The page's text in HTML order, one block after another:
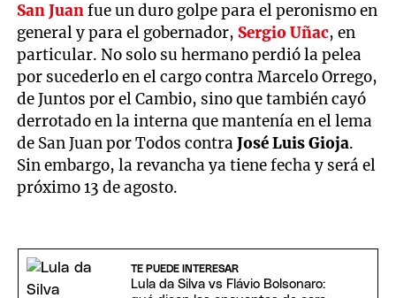
San Juanfue un duro golpe para el peronismo en
general y para el gobernador, Sergio Uñac, en
particular. No solo su hermano perdió la pelea
por sucederlo en el cargo contra Marcelo Orrego,
de Juntos por el Cambio, sino que también cayó
derrotado en la interna que mantenía en el lema
de San Juan por Todos contraJosé Luis Gioja.
Sin embargo, la revancha ya tiene fecha y será el
próximo 13 de agosto.
TE PUEDE INTERESAR
Lula da Silva vs Flávio Bolsonaro: